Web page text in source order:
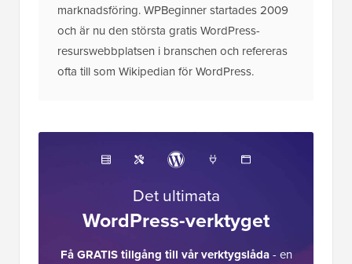
marknadsföring. WPBeginner startades 2009
och är nu den största gratis WordPress-
resurswebbplatsen i branschen och refereras
ofta till som Wikipedian för WordPress.
Det ultimata
WordPress-verktyget
Få GRATIS tillgång till vår verktygslåda- en